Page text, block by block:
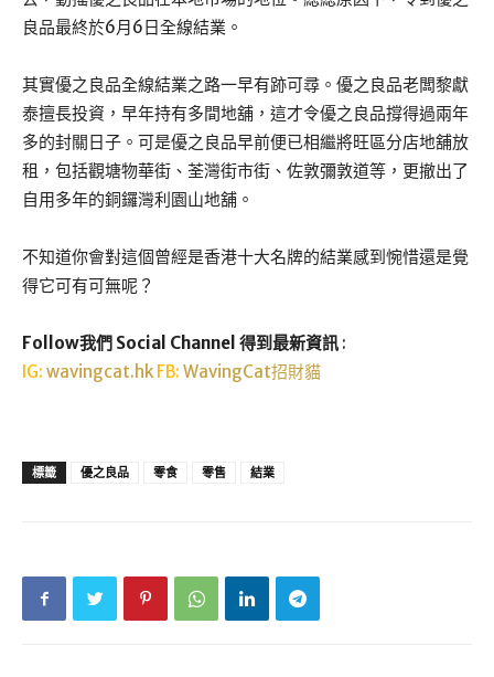
良品最終於6月6日全線結業。
其實優之良品全線結業之路一早有跡可尋。優之良品老闆黎獻
泰擅長投資，早年持有多間地舖，這才令優之良品撐得過兩年
多的封關日子。可是優之良品早前便已相繼將旺區分店地舖放
租，包括觀塘物華街、荃灣街市街、佐敦彌敦道等，更撤出了
自用多年的銅鑼灣利園山地舖。
不知道你會對這個曾經是香港十大名牌的結業感到惋惜還是覺
得它可有可無呢？
Follow我們 Social Channel 得到最新資訊 :
IG: wavingcat.hkFB: WavingCat招財貓
標籤 優之良品 零食 零售 結業